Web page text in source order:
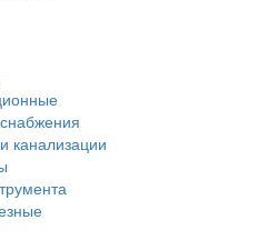
канализации